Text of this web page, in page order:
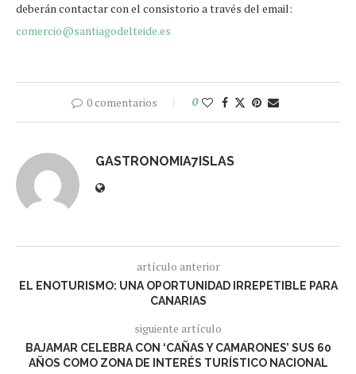
deberán contactar con el consistorio a través del email:
comercio@santiagodelteide.es
0 comentarios 0
GASTRONOMIA7ISLAS
artículo anterior
EL ENOTURISMO: UNA OPORTUNIDAD IRREPETIBLE PARA
CANARIAS
siguiente artículo
BAJAMAR CELEBRA CON ‘CAÑAS Y CAMARONES’ SUS 60
AÑOS COMO ZONA DE INTERÉS TURÍSTICO NACIONAL